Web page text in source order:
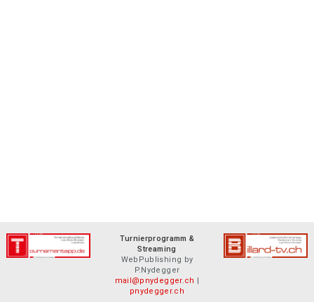
Turnierprogramm &
Streaming
WebPublishing by
P.Nydegger
mail@pnydegger.ch |
pnydegger.ch